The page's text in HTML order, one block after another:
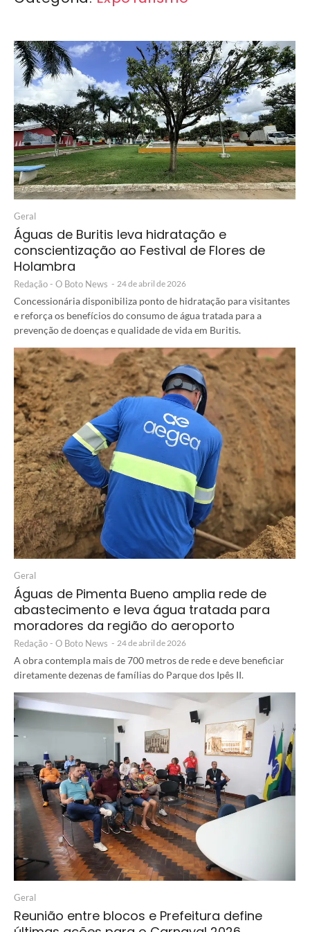
Geral
Águas de Buritis leva hidratação e
conscientização ao Festival de Flores de
Holambra
Redação - O Boto News - 24 de abril de 2026
Concessionária disponibiliza ponto de hidratação para visitantes
e reforça os benefícios do consumo de água tratada para a
prevenção de doenças e qualidade de vida em Buritis.
Geral
Águas de Pimenta Bueno amplia rede de
abastecimento e leva água tratada para
moradores da região do aeroporto
Redação - O Boto News - 24 de abril de 2026
A obra contempla mais de 700 metros de rede e deve beneficiar
diretamente dezenas de famílias do Parque dos Ipês II.
Geral
Reunião entre blocos e Prefeitura define